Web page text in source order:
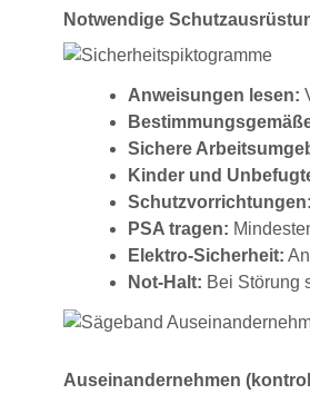
Notwendige
Anweisungen lesen:
Sichere
Kinder und
Schutzvorrichtungen:
PSA tragen:
Elektro-Sicherheit:
Not-Halt: Bei Störung
Auseinandernehmen